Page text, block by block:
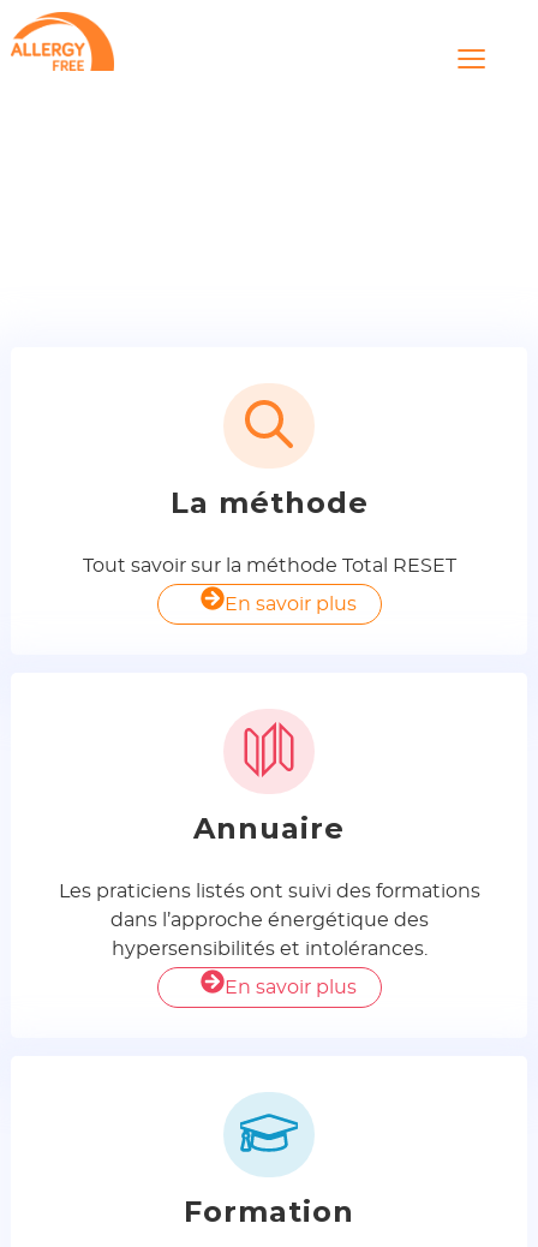
≡
La méthode
Tout savoir sur la méthode Total RESET
En savoir plus
Annuaire
Les praticiens listés ont suivi des formations
dans l’approche énergétique des
hypersensibilités et intolérances.
En savoir plus
Formation